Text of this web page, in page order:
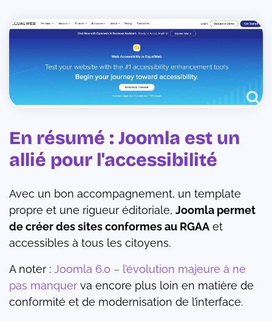
En résumé : Joomla est un
allié pour l'accessibilité
Avec un bon accompagnement, un template
propre et une rigueur éditoriale, Joomla permet
de créer des sites conformes au RGAA et
accessibles à tous les citoyens.
A noter : Joomla 6.0 – l’évolution majeure à ne
pas manquer va encore plus loin en matière de
conformité et de modernisation de l’interface.